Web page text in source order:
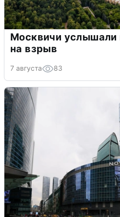
Москвичи услышали
на взрыв
7 августа 83